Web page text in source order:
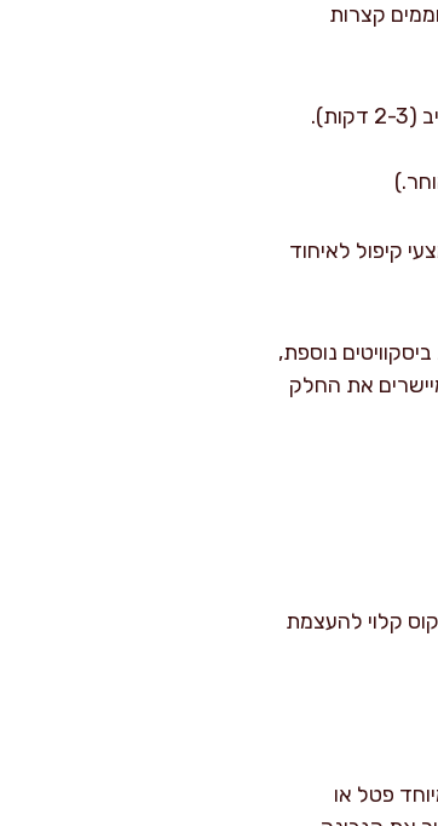
נוזלים” 5 דקות. לאחר מכן מחממים קצרות
קיפול לאיחוד
נוספת,
את החלק
קלוי להעצמת
פטל או